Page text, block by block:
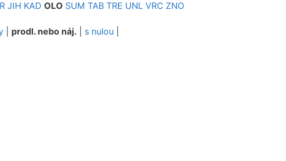
JIH KAD OLO SUM TAB TRE UNL VRC ZNO
prodl. nebo náj. s nulou